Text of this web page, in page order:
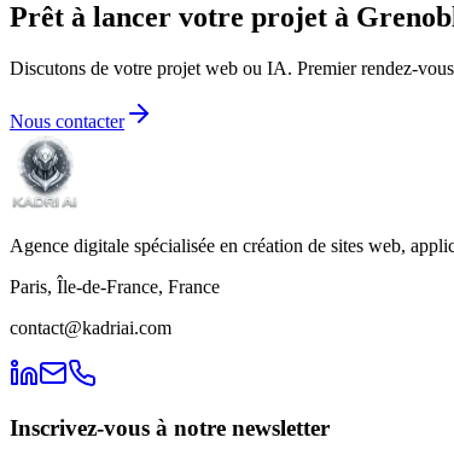
Prêt à lancer votre projet à
Discutons de votre projet web ou IA. Premier rendez-
Nous contacter
Agence digitale spécialisée en création de sites web,
Paris, Île-de-France, France
contact@kadriai.com
Inscrivez-vous à notre newsletter